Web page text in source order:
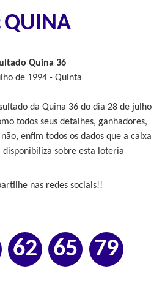
QUINA
Quina 36
de 1994 - Quinta
da Quina 36 do dia 28 de julho
todos seus detalhes, ganhadores,
enfim todos os dados que a caixa
sobre esta loteria
nas redes sociais!!
62 65 79